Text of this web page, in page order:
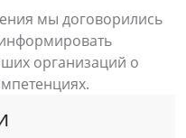
мы договорились
организаций о